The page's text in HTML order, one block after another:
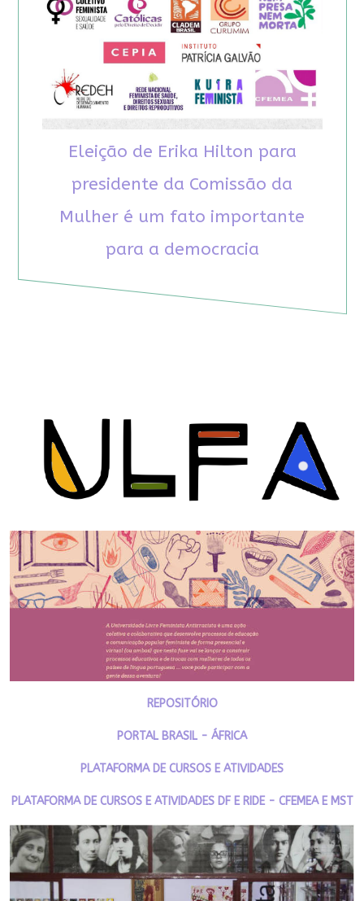
Eleição de Erika Hilton para
presidente da Comissão da
Mulher é um fato importante
para a democracia
REPOSITÓRIO
PORTAL BRASIL - ÁFRICA
PLATAFORMA DE CURSOS E ATIVIDADES
PLATAFORMA DE CURSOS E ATIVIDADES DF E RIDE - CFEMEA E MST